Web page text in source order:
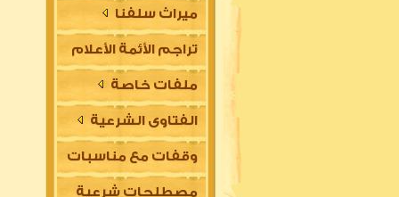
ميراث سلفنا
تراجم الأئمة الأعلام
ملفات خاصة
الفتاوى الشرعية
وقفات مع مناسبات
مصطلحات شرعية